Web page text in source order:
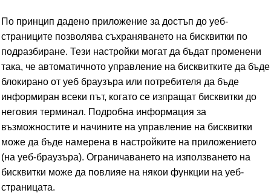
По принцип дадено приложение за достъп до уеб-
страниците позволява съхраняването на бисквитки по
подразбиране. Тези настройки могат да бъдат променени
така, че автоматичното управление на бисквитките да бъде
блокирано от уеб браузъра или потребителя да бъде
информиран всеки път, когато се изпращат бисквитки до
неговия терминал. Подробна информация за
възможностите и начините на управление на бисквитки
може да бъде намерена в настройките на приложението
(на уеб-браузъра). Ограничаването на използването на
бисквитки може да повлияе на някои функции на уеб-
страницата.